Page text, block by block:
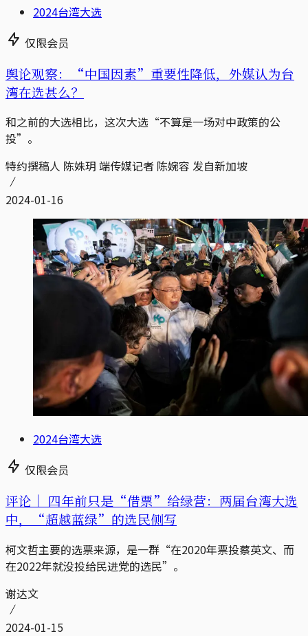
2024台湾大选
仅限会员
舆论观察：“中国因素”重要性降低，外媒认为台
湾在选甚么？
和之前的大选相比，这次大选“不算是一场对中政策的公
投”。
特约撰稿人 陈姝玥 端传媒记者 陈婉容 发自新加坡
2024-01-16
2024台湾大选
仅限会员
评论｜ 四年前只是“借票”给绿营：两届台湾大选
中，“超越蓝绿”的选民侧写
柯文哲主要的选票来源，是一群“在2020年票投蔡英文、而
在2022年就没投给民进党的选民”。
谢达文
2024-01-15